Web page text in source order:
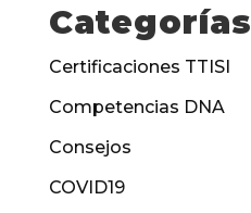
Categorías
Certificaciones TTISI
Competencias DNA
Consejos
COVID19